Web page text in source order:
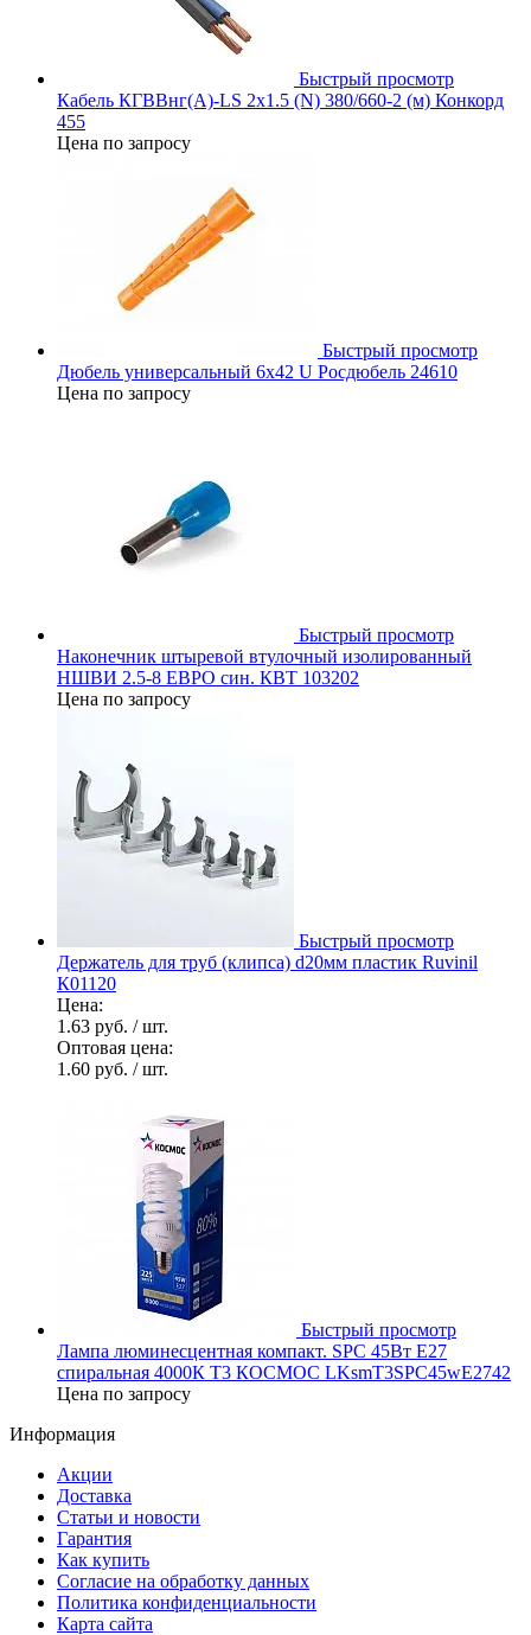
Быстрый просмотр
Кабель КГВВнг(А)-LS 2х1.5 (N) 380/660-2 (м) Конкорд
455
Цена по запросу
Быстрый просмотр
Дюбель универсальный 6х42 U Росдюбель 24610
Цена по запросу
Быстрый просмотр
Наконечник штыревой втулочный изолированный
НШВИ 2.5-8 ЕВРО син. КВТ 103202
Цена по запросу
Быстрый просмотр
Держатель для труб (клипса) d20мм пластик Ruvinil
К01120
Цена:
1.63 руб. / шт.
Оптовая цена:
1.60 руб. / шт.
Быстрый просмотр
Лампа люминесцентная компакт. SPC 45Вт E27
спиральная 4000К Т3 КОСМОС LKsmT3SPC45wE2742
Цена по запросу
Информация
Акции
Доставка
Статьи и новости
Гарантия
Как купить
Согласие на обработку данных
Политика конфиденциальности
Карта сайта